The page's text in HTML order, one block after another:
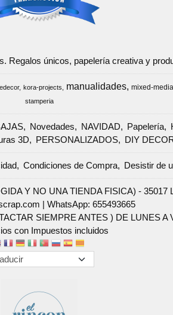
Regalos únicos, papelería creativa y
kora-projects manualidades mixed-media
stamperia
Novedades NAVIDAD Papelería
3D PERSONALIZADOS DIY
Condiciones de Compra Desistir de
Y NO UNA TIENDA FISICA) -
|WhatsApp: 655493665
SIEMPRE ANTES ) DE LUNES A
con Impuestos incluidos